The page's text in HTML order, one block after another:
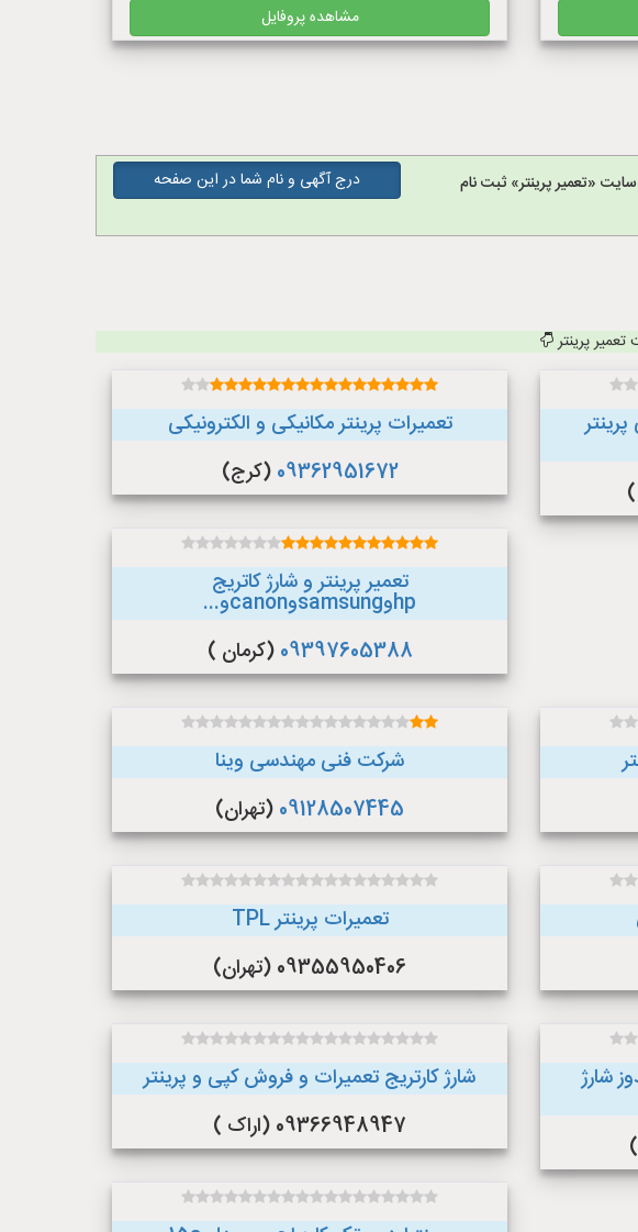
مشاهده پروفایل
«تعمیر پرینتر» ثبت نام
درج آگهی و نام شما در این صفحه
پرینتر
)
تعمیرات پرینتر مکانیکی و الکترونیکی
09362951672 (کرج)
تعمیر پرینتر و شارژ کاتریج
hpوsamsungوcanonو...
09397605388 (کرمان )
شرکت فنی مهندسی وینا
09128507445 (تهران)
تعمیرات پرینتر TPL
09355950406 (تهران)
شارژ
شارژ کارتریج تعمیرات و فروش کپی و پرینتر
09366948947 (اراک )